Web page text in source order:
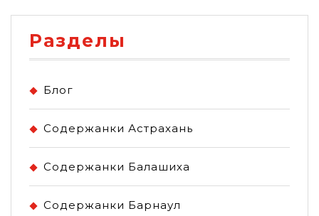
Разделы
Блог
Содержанки Астрахань
Содержанки Балашиха
Содержанки Барнаул